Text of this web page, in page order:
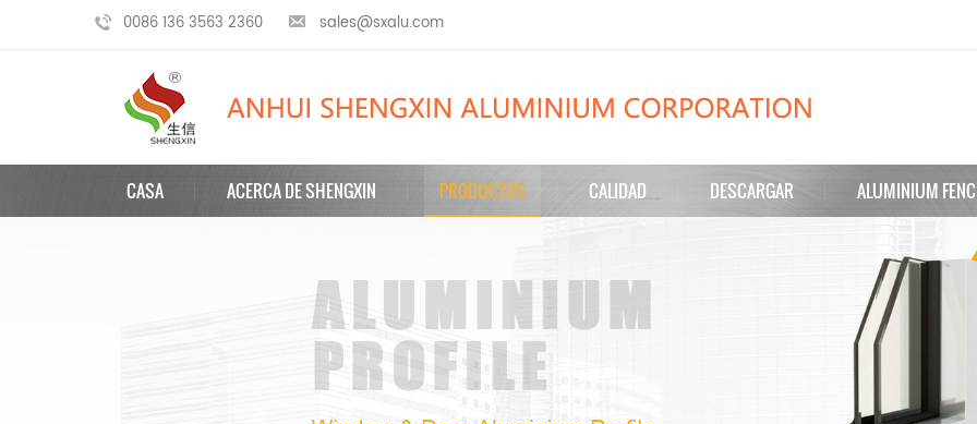
0086 136 3563 2360 sales@sxalu.com
CASA ACERCA DE SHENGXIN PRODUCTOS CALIDAD DESCARGAR ALUMINIUM